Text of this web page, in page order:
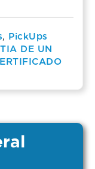
, PickUps
DE UN